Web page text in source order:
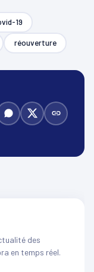
19
réouverture
des
en temps réel.